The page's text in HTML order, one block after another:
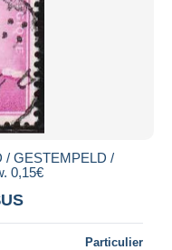
/ GESTEMPELD /
0,15€
Particulier